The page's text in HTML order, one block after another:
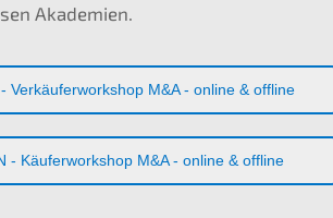
Akademien.
- Verkäu­fer­work­shop M&A - online &offline
- Käufer­work­shop M&A - online & offline